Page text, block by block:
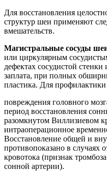
Для восстановления
структур шеи применяют
вмешательств.
Магистральные сосуды
или циркулярным
дефектах сосудистой стенки
заплата, при полных
пластика. Для
повреждения головного
период восстановления
разомкнутом Виллизиевом
интраоперационное
Восстановление общей и
противопоказано в случаях
кровотока (признак
сонной артерии).